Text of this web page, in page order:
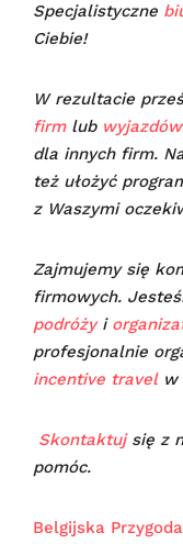
Specjalistyczne
Ciebie!
W rezultacie
firmlub
dla innych firm.
też ułożyć
z Waszymi
Zajmujemy się
firmowych.
podróżyi
profesjonalnie
incentive travelw
Skontaktujsię z
pomóc.
Belgijska Przygoda